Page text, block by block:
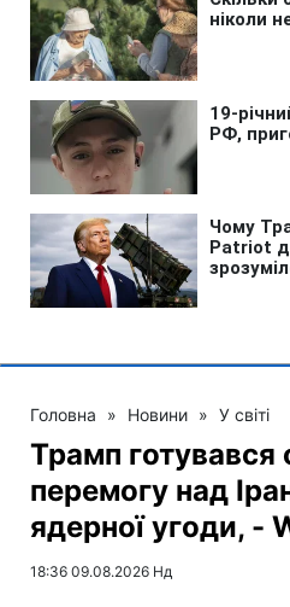
Головна » Новини » У світі
Трамп готувався
перемогу над
ядерної угоди, -
18:36 09.08.2026 Нд